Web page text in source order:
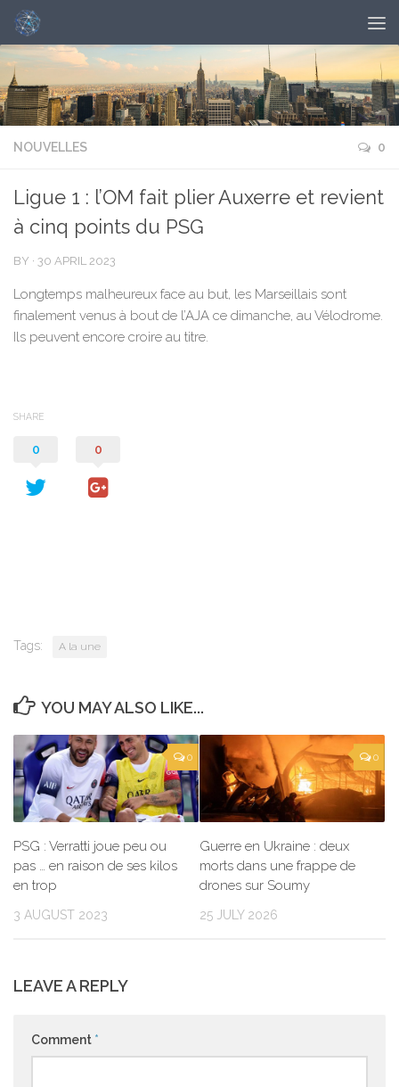
NOUVELLES 0
Ligue 1 : l’OM fait plier Auxerre et revient
à cinq points du PSG
BY · 30 APRIL 2023
Longtemps malheureux face au but, les Marseillais sont
finalement venus à bout de l’AJA ce dimanche, au Vélodrome.
Ils peuvent encore croire au titre.
SHARE
0 0
Tags: A la une
YOU MAY ALSO LIKE...
0
PSG : Verratti joue peu ou
pas … en raison de ses kilos
en trop
3 AUGUST 2023
0
Guerre en Ukraine : deux
morts dans une frappe de
drones sur Soumy
25 JULY 2026
LEAVE A REPLY
Comment *